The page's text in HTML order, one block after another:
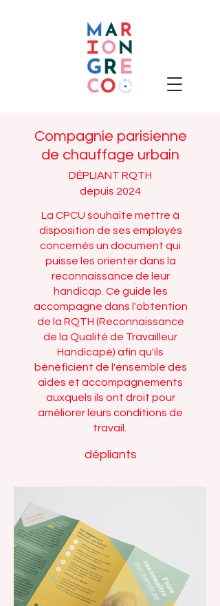
Compagnie parisienne
de chauffage urbain
DÉPLIANT RQTH
depuis 2024
La CPCU souhaite mettre à
disposition de ses employés
concernés un document qui
puisse les orienter dans la
reconnaissance de leur
handicap. Ce guide les
accompagne dans l'obtention
de la RQTH (Reconnaissance
de la Qualité de Travailleur
Handicapé) afin qu'ils
bénéficient de l'ensemble des
aides et accompagnements
auxquels ils ont droit pour
améliorer leurs conditions de
travail.
dépliants